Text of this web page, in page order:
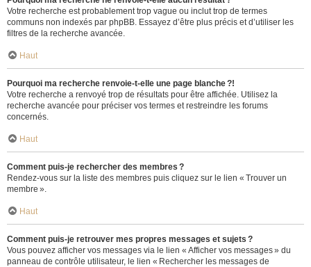
Votre recherche est probablement trop vague ou inclut trop de termes
communs non indexés par phpBB. Essayez d’être plus précis et d’utiliser les
filtres de la recherche avancée.
Haut
Pourquoi ma recherche renvoie-t-elle une page blanche ?!
Votre recherche a renvoyé trop de résultats pour être affichée. Utilisez la
recherche avancée pour préciser vos termes et restreindre les forums
concernés.
Haut
Comment puis-je rechercher des membres ?
Rendez-vous sur la liste des membres puis cliquez sur le lien « Trouver un
membre ».
Haut
Comment puis-je retrouver mes propres messages et sujets ?
Vous pouvez afficher vos messages via le lien « Afficher vos messages » du
panneau de contrôle utilisateur, le lien « Rechercher les messages de